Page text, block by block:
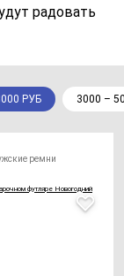
радовать
РУБ 3000 –
ремни